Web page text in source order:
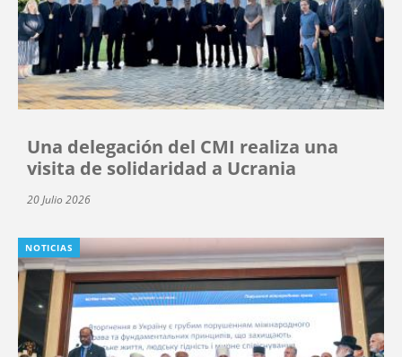
Una delegación del CMI realiza una
visita de solidaridad a Ucrania
20 Julio 2026
NOTICIAS